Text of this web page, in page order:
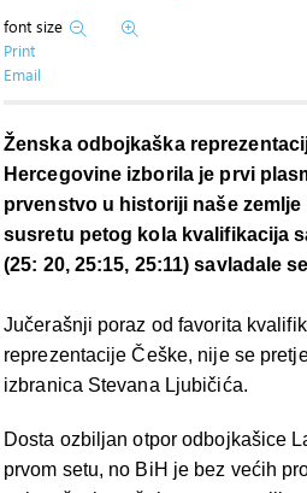
font size
Print
Email
Ženska odbojkaška
Hercegovine izborila je prvi
prvenstvo u historiji naše
susretu petog kola kvalifikacija
(25: 20, 25:15, 25:11) savladale
Jučerašnji poraz od favorita
reprezentacije Češke, nije se
izbranica Stevana Ljubičića.
Dosta ozbiljan otpor odbojkašice
prvom setu, no BiH je bez većih